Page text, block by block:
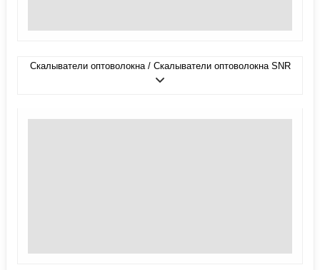
Скалыватели оптоволокна / Скалыватели оптоволокна SNR